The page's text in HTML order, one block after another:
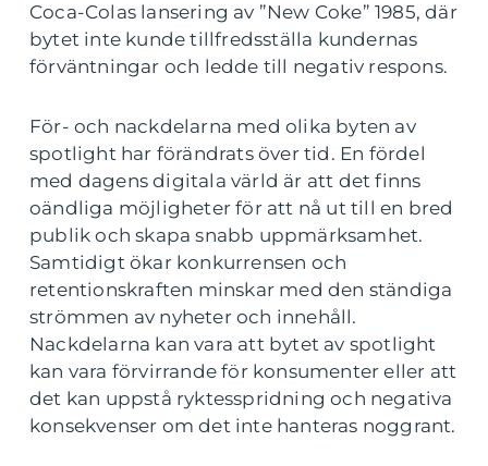
Coca-Colas lansering av ”New Coke” 1985, där
bytet inte kunde tillfredsställa kundernas
förväntningar och ledde till negativ respons.
För- och nackdelarna med olika byten av
spotlight har förändrats över tid. En fördel
med dagens digitala värld är att det finns
oändliga möjligheter för att nå ut till en bred
publik och skapa snabb uppmärksamhet.
Samtidigt ökar konkurrensen och
retentionskraften minskar med den ständiga
strömmen av nyheter och innehåll.
Nackdelarna kan vara att bytet av spotlight
kan vara förvirrande för konsumenter eller att
det kan uppstå ryktesspridning och negativa
konsekvenser om det inte hanteras noggrant.